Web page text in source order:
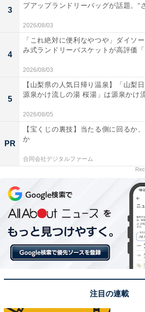
商品名
星のカービィ お座りぬいぐるみマスコ
メーカー
キタンクラブ
2026年7月
価格
税込500円
3
プアップランドリーバッグが話題。“
2026/08/03
4
「これ絶対に便利なやつや」ダイソ
み式ランドリーバスケットが高評価「
2026/08/03
5
【山梨県の人気日帰り温泉】「山梨
源泉かけ流しの湯 桜湯」は源泉かけ
2026/08/05
PR
【宝くじの裏技】当たる側に回るか
か
合同会社デジタルファーム
注目の連載